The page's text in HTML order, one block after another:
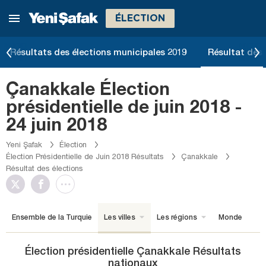
ÉLECTION
Résultats des élections municipales 2019 Résultat des
Çanakkale Élection
présidentielle de juin 2018 -
24 juin 2018
Yeni Şafak
Élection
Élection Présidentielle de Juin 2018 Résultats
Çanakkale
Résultat des élections
Ensemble de la Turquie Les villes Les régions Monde
Élection présidentielle Çanakkale Résultats
nationaux